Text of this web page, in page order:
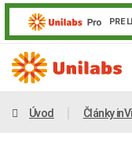
PRE
Úvod Články